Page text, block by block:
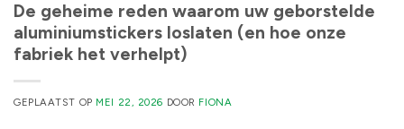
De geheime reden waarom uw geborstelde
aluminiumstickers loslaten (en hoe onze
fabriek het verhelpt)
GEPLAATST OP MEI 22, 2026 DOOR FIONA